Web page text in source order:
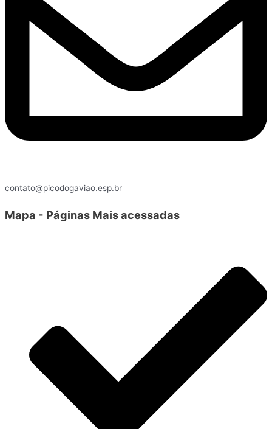
contato@picodogaviao.esp.br
Mapa - Páginas Mais acessadas